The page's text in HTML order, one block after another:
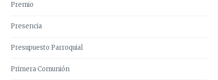
Premio
Presencia
Presupuesto Parroquial
Primera Comunión